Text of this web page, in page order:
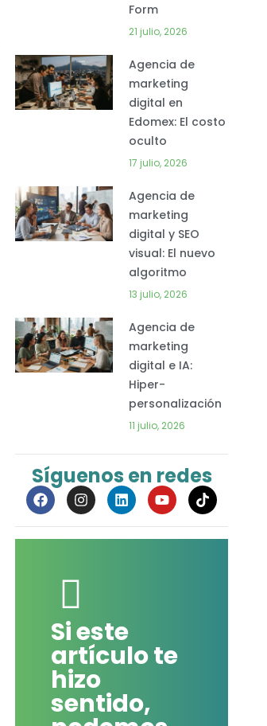
Form
21 julio, 2026
Agencia de
marketing
digital en
Edomex: El costo
oculto
17 julio, 2026
Agencia de
marketing
digital y SEO
visual: El nuevo
algoritmo
13 julio, 2026
Agencia de
marketing
digital e IA:
Hiper-
personalización
11 julio, 2026
Síguenos en redes
F
a
I
n
L
i
Y
o
Si este
artículo te
hizo
sentido,